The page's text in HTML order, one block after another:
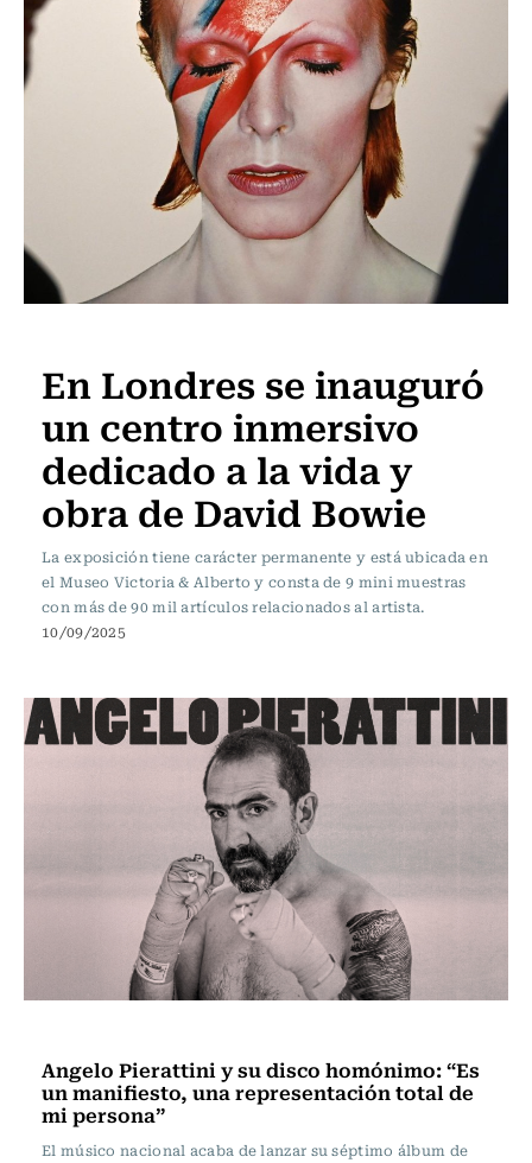
En Londres se inauguró
un centro inmersivo
dedicado a la vida y
obra de David Bowie
La exposición tiene carácter permanente y está ubicada en
el Museo Victoria & Alberto y consta de 9 mini muestras
con más de 90 mil artículos relacionados al artista.
10/09/2025
Angelo Pierattini y su disco homónimo: “Es
un manifiesto, una representación total de
mi persona”
El músico nacional acaba de lanzar su séptimo álbum de